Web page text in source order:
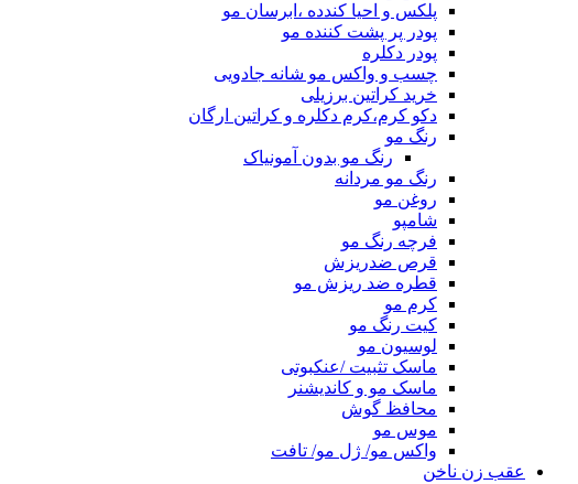
پلکس و احیا کندده ،ابرسان مو
پودر پر پشت کننده مو
پودر دکلره
چسب و واکس مو شانه جادویی
خرید کراتین برزیلی
دکو کرم،کرم دکلره و کراتین ارگان
رنگ مو
رنگ مو بدون آمونیاک
رنگ مو مردانه
روغن مو
شامپو
فرچه رنگ مو
قرص ضدریزش
قطره ضد ریزش مو
کرم مو
کیت رنگ مو
لوسیون مو
ماسک تثبیت /عنکبوتی
ماسک مو و کاندیشنر
محافظ گوش
موس مو
واکس مو/ ژل مو/ تافت
عقب زن ناخن